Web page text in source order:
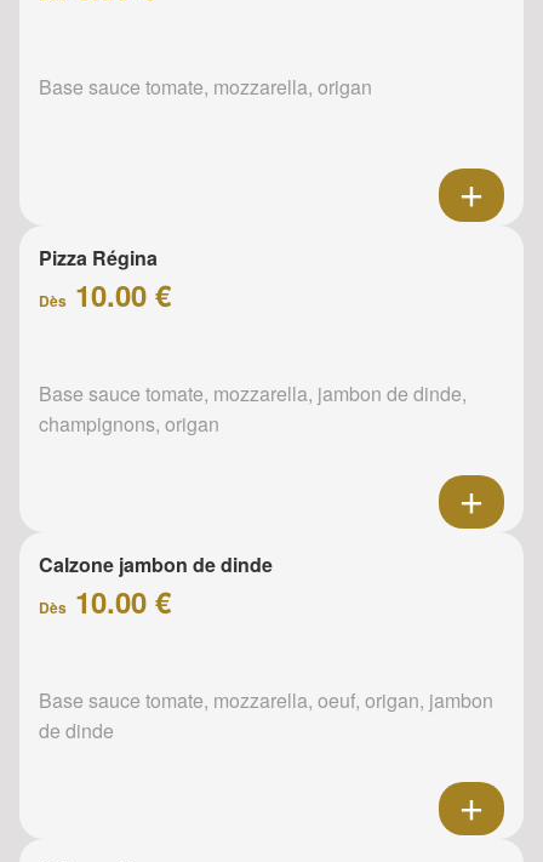
Base sauce tomate, mozzarella, origan
Pizza Régina
Dès 10.00 €
Base sauce tomate, mozzarella, jambon de dinde,
champignons, origan
Calzone jambon de dinde
Dès 10.00 €
Base sauce tomate, mozzarella, oeuf, origan, jambon
de dinde